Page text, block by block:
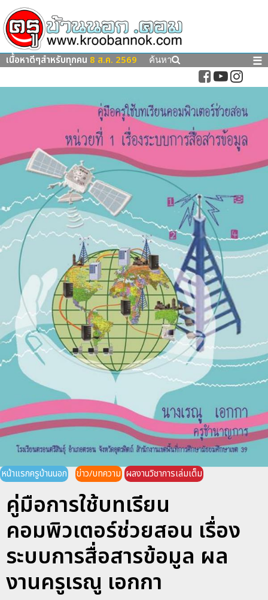
เนื้อหาดีๆสำหรับทุกคน 8 ส.ค. 2569 ค้นหา ☰
หน้าแรกครูบ้านนอก ข่าว/บทความ ผลงานวิชาการเล่มเต็ม
คู่มือการใช้บทเรียน
คอมพิวเตอร์ช่วยสอน เรื่อง
ระบบการสื่อสารข้อมูล ผล
งานครูเรณู เอกกา